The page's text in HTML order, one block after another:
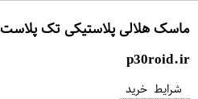
ماسک هلالی پلاستیکی تک پلاست
p30roid.ir
شرایط خرید